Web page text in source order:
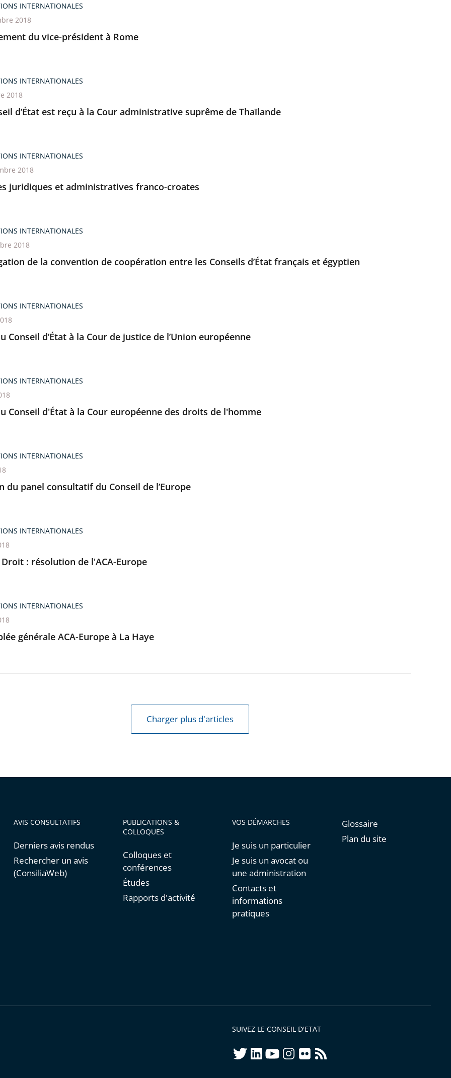
du vice-président à Rome
INTERNATIONALES
2018
d’État est reçu à la Cour administrative suprême de Thaïlande
INTERNATIONALES
2018
juridiques et administratives franco-croates
INTERNATIONALES
2018
de la convention de coopération entre les Conseils d’État français et égyptien
INTERNATIONALES
2018
Conseil d’État à la Cour de justice de l’Union européenne
INTERNATIONALES
Conseil d'État à la Cour européenne des droits de l'homme
INTERNATIONALES
du panel consultatif du Conseil de l’Europe
INTERNATIONALES
: résolution de l'ACA-Europe
INTERNATIONALES
générale ACA-Europe à La Haye
INTERNATIONALES
Charger plus d'articles
AVIS CONSULTATIFS
Derniers avis rendus
Rechercher un avis
(ConsiliaWeb)
PUBLICATIONS &
COLLOQUES
Colloques et
conférences
Études
Rapports d'activité
VOS DÉMARCHES
Je suis un particulier
Je suis un avocat ou
une administration
Contacts et
informations
pratiques
Glossaire
Plan du site
SUIVEZ LE CONSEIL D'ETAT
twitterlinkedInyoutubeinstagram
flickrrss